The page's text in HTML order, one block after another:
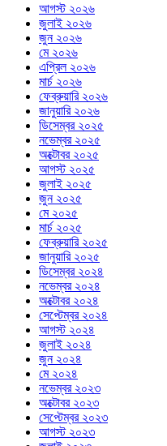
আগস্ট ২০২৬
জুলাই ২০২৬
জুন ২০২৬
মে ২০২৬
এপ্রিল ২০২৬
মার্চ ২০২৬
ফেব্রুয়ারি ২০২৬
জানুয়ারি ২০২৬
ডিসেম্বর ২০২৫
নভেম্বর ২০২৫
অক্টোবর ২০২৫
আগস্ট ২০২৫
জুলাই ২০২৫
জুন ২০২৫
মে ২০২৫
মার্চ ২০২৫
ফেব্রুয়ারি ২০২৫
জানুয়ারি ২০২৫
ডিসেম্বর ২০২৪
নভেম্বর ২০২৪
অক্টোবর ২০২৪
সেপ্টেম্বর ২০২৪
আগস্ট ২০২৪
জুলাই ২০২৪
জুন ২০২৪
মে ২০২৪
নভেম্বর ২০২৩
অক্টোবর ২০২৩
সেপ্টেম্বর ২০২৩
আগস্ট ২০২৩